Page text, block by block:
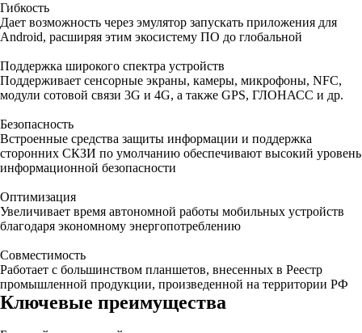
Гибкость
Дает возможность через эмулятор запускать приложения для
Android, расширяя этим экосистему ПО до глобальной
Поддержка широкого спектра устройств
Поддерживает сенсорные экраны, камеры, микрофоны, NFC,
модули сотовой связи 3G и 4G, а также GPS, ГЛОНАСС и др.
Безопасность
Встроенные средства защиты информации и поддержка
сторонних СКЗИ по умолчанию обеспечивают высокий уровень
информационной безопасности
Оптимизация
Увеличивает время автономной работы мобильных устройств
благодаря экономному энергопотреблению
Совместимость
Работает с большинством планшетов, внесенных в Реестр
промышленной продукции, произведенной на территории РФ
Ключевые преимущества